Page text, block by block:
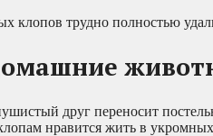
клопов трудно полностью
друг переносит
нравится жить в